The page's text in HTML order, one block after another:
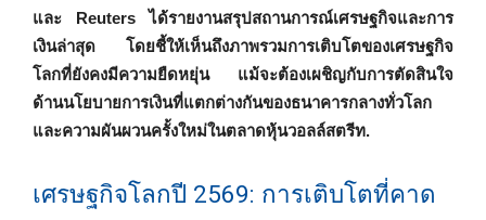
และ Reuters ได้รายงานสรุปสถานการณ์เศรษฐกิจและการ
เงินล่าสุด โดยชี้ให้เห็นถึงภาพรวมการเติบโตของเศรษฐกิจ
โลกที่ยังคงมีความยืดหยุ่น แม้จะต้องเผชิญกับการตัดสินใจ
ด้านนโยบายการเงินที่แตกต่างกันของธนาคารกลางทั่วโลก
และความผันผวนครั้งใหม่ในตลาดหุ้นวอลล์สตรีท.
เศรษฐกิจโลกปี 2569: การเติบโตที่คาด